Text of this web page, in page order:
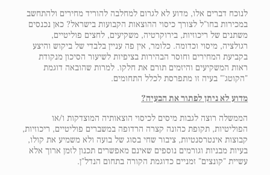
לנוכח דברים אלו, מדוע לא לגרום למחלבה להוריד מחירים ולהתחשב
במכירות בחו"ל לצורך כיסוי ההוצאות הקבועות בישראל? כאן נכנסים
משתנים של ריכוזיות, בירוקרטיה, משקיעים, לחצים פוליטיים,
רגולציה, מיסוי וכדומה. כלומר, אין פה עניין בלבדי של ביקוש והיצע
בקביעת המחירים וחוסר הבהירות בציפיות לשיעור הסיכון מנקודת
ראות המשקיעים והיזמים תורם את חלקו. למרות שהובאה דוגמת
"הקוטג'" בעיה זו מתפרסת לכלל התחומים.
מדוע לא ניתן לפתור את הבעיה?
הממשלה רוצה לגבות מיסים לכיסוי הוצאותיה המוצדקות ו/או
הפוליטיות, תקופת כהונה קצרה הרדופה במשברים פוליטיים, ריכוזיות,
קבוצות אינטרסנטיות, ציבור שחי בסוג של בועה ולא משמיע את קולו,
בעיות מבניות וגורמים נוספים שאינם מאפשרים תכנון לזמן ארוך אלא
עשיית "קונצים" זמניים כדוגמת הקורה בתחום הנדל"ן.